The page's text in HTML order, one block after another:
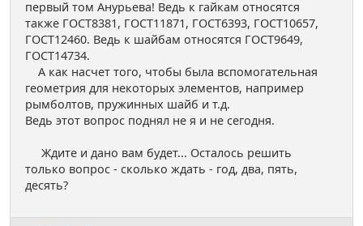
первый том Анурьева! Ведь к гайкам относятся
также ГОСТ8381, ГОСТ11871, ГОСТ6393, ГОСТ10657,
ГОСТ12460. Ведь к шайбам относятся ГОСТ9649,
ГОСТ14734.
А как насчет того, чтобы была вспомогательная
геометрия для некоторых элементов, например
рымболтов, пружинных шайб и т.д.
Ведь этот вопрос поднял не я и не сегодня.
Ждите и дано вам будет... Осталось решить
только вопрос - сколько ждать - год, два, пять,
десять?